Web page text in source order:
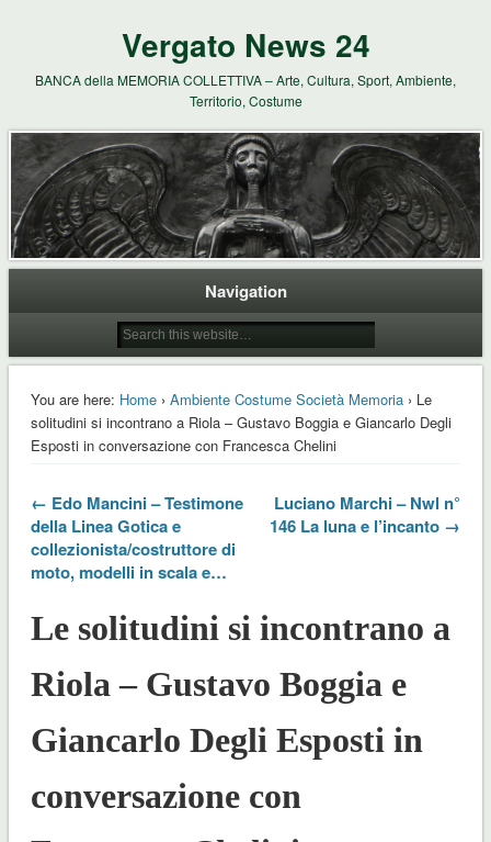
Vergato News 24
BANCA della MEMORIA COLLETTIVA – Arte, Cultura, Sport, Ambiente,
Territorio, Costume
Navigation
You are here: Home› Ambiente Costume Società Memoria› Le
solitudini si incontrano a Riola – Gustavo Boggia e Giancarlo Degli
Esposti in conversazione con Francesca Chelini
← Edo Mancini – Testimone
della Linea Gotica e
collezionista/costruttore di
moto, modelli in scala e…
Luciano Marchi – Nwl n°
146 La luna e l’incanto →
Le solitudini si incontrano a
Riola – Gustavo Boggia e
Giancarlo Degli Esposti in
conversazione con